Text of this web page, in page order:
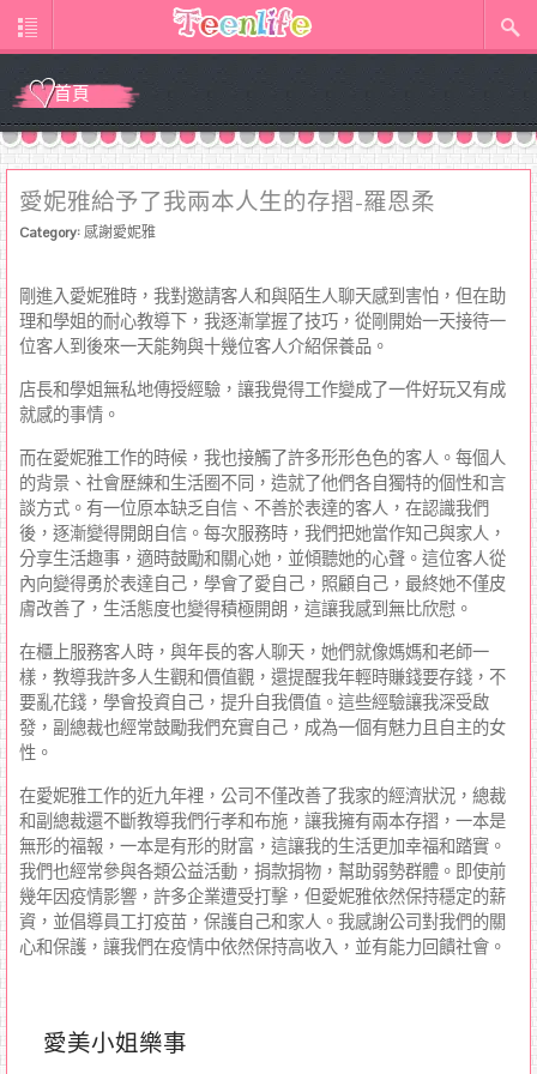
首頁
愛妮雅給予了我兩本人生的存摺-羅恩柔
Category: 感謝愛妮雅
剛進入愛妮雅時，我對邀請客人和與陌生人聊天感到害怕，但在助
理和學姐的耐心教導下，我逐漸掌握了技巧，從剛開始一天接待一
位客人到後來一天能夠與十幾位客人介紹保養品。
店長和學姐無私地傳授經驗，讓我覺得工作變成了一件好玩又有成
就感的事情。
而在愛妮雅工作的時候，我也接觸了許多形形色色的客人。每個人
的背景、社會歷練和生活圈不同，造就了他們各自獨特的個性和言
談方式。有一位原本缺乏自信、不善於表達的客人，在認識我們
後，逐漸變得開朗自信。每次服務時，我們把她當作知己與家人，
分享生活趣事，適時鼓勵和關心她，並傾聽她的心聲。這位客人從
內向變得勇於表達自己，學會了愛自己，照顧自己，最終她不僅皮
膚改善了，生活態度也變得積極開朗，這讓我感到無比欣慰。
在櫃上服務客人時，與年長的客人聊天，她們就像媽媽和老師一
樣，教導我許多人生觀和價值觀，還提醒我年輕時賺錢要存錢，不
要亂花錢，學會投資自己，提升自我價值。這些經驗讓我深受啟
發，副總裁也經常鼓勵我們充實自己，成為一個有魅力且自主的女
性。
在愛妮雅工作的近九年裡，公司不僅改善了我家的經濟狀況，總裁
和副總裁還不斷教導我們行孝和布施，讓我擁有兩本存摺，一本是
無形的福報，一本是有形的財富，這讓我的生活更加幸福和踏實。
我們也經常參與各類公益活動，捐款捐物，幫助弱勢群體。即使前
幾年因疫情影響，許多企業遭受打擊，但愛妮雅依然保持穩定的薪
資，並倡導員工打疫苗，保護自己和家人。我感謝公司對我們的關
心和保護，讓我們在疫情中依然保持高收入，並有能力回饋社會。
愛美小姐樂事